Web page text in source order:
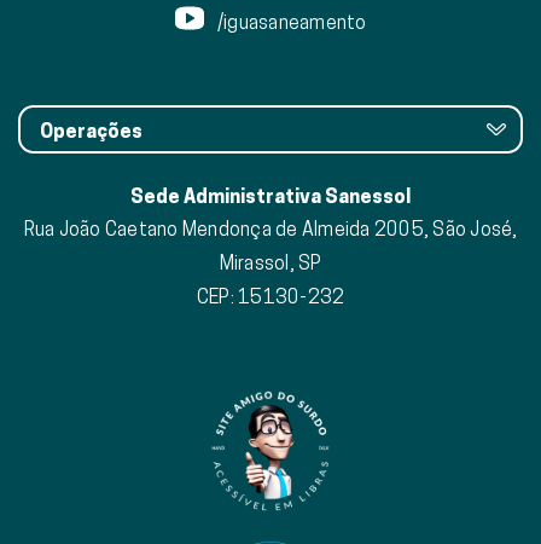
/iguasaneamento
Operações
Sede Administrativa Sanessol
Rua João Caetano Mendonça de Almeida 2005, São José,
Mirassol, SP
CEP: 15130-232